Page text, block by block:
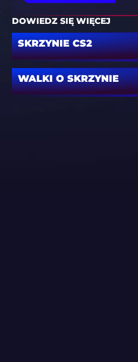
DOWIEDZ SIĘ WIĘCEJ
SKRZYNIE CS2
WALKI O SKRZYNIE